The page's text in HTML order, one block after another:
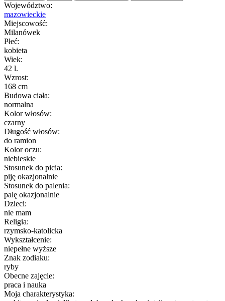
Województwo:
mazowieckie
Miejscowość:
Milanówek
Płeć:
kobieta
Wiek:
42 l.
Wzrost:
168 cm
Budowa ciała:
normalna
Kolor włosów:
czarny
Długość włosów:
do ramion
Kolor oczu:
niebieskie
Stosunek do picia:
piję okazjonalnie
Stosunek do palenia:
palę okazjonalnie
Dzieci:
nie mam
Religia:
rzymsko-katolicka
Wykształcenie:
niepełne wyższe
Znak zodiaku:
ryby
Obecne zajęcie:
praca i nauka
Moja charakterystyka: